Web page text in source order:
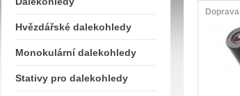
Hvězdářské dalekohledy
Monokulární dalekohledy
Stativy pro dalekohledy